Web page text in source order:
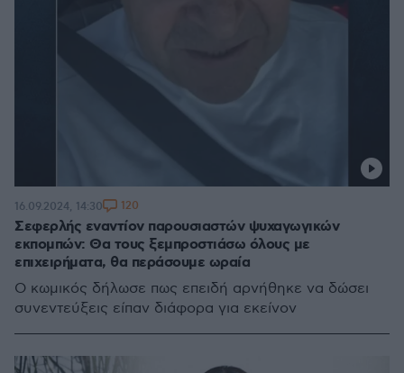
Σεφερλής εναντίον παρουσιαστών ψυχαγωγικών
εκπομπών: Θα τους ξεμπροστιάσω όλους με
επιχειρήματα, θα περάσουμε ωραία
Ο κωμικός δήλωσε πως επειδή αρνήθηκε να δώσει
συνεντεύξεις είπαν διάφορα για εκείνον
16.09.2024, 14:30 120